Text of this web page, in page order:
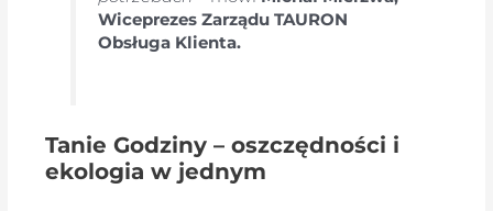
Wiceprezes Zarządu TAURON
Obsługa Klienta.
Tanie Godziny – oszczędności i
ekologia w jednym